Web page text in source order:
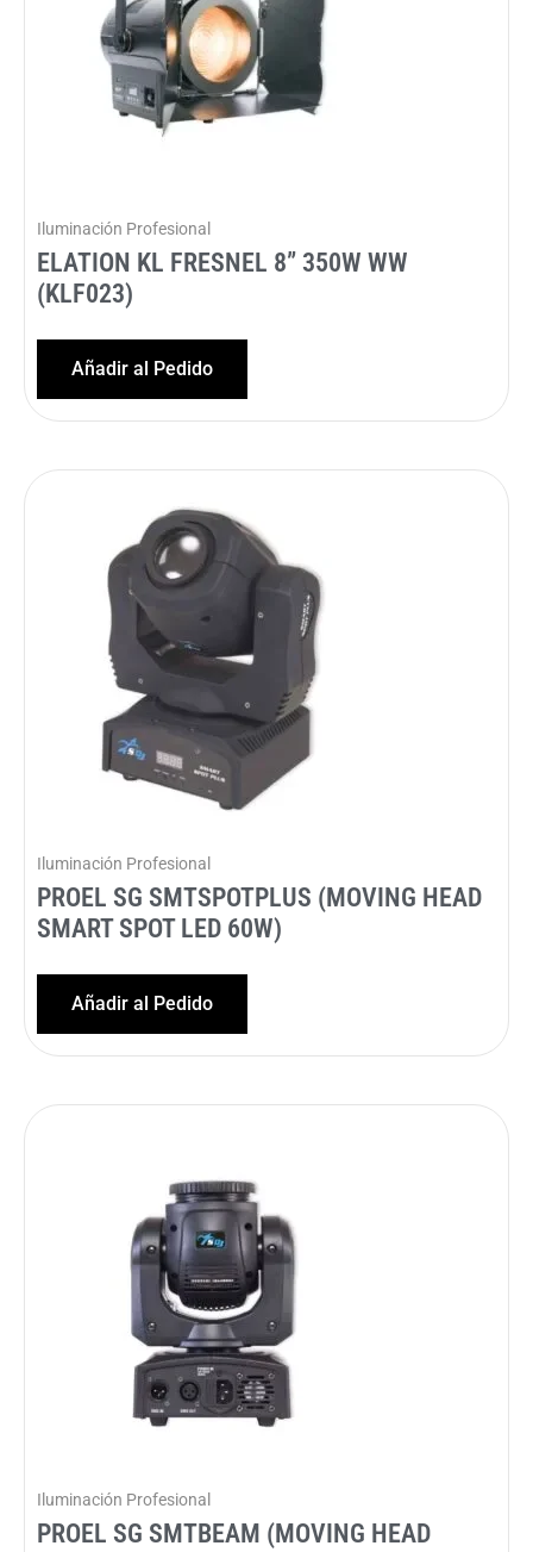
Iluminación Profesional
ELATION KL FRESNEL 8” 350W WW
(KLF023)
Añadir al Pedido
Iluminación Profesional
PROEL SG SMTSPOTPLUS (MOVING HEAD
SMART SPOT LED 60W)
Añadir al Pedido
Iluminación Profesional
PROEL SG SMTBEAM (MOVING HEAD